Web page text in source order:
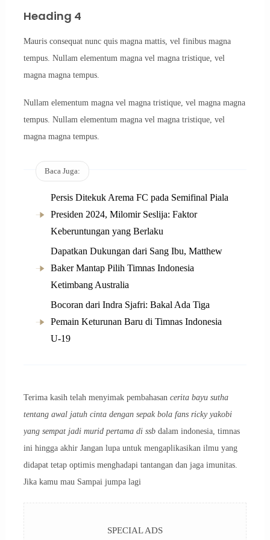
Heading 4
Mauris consequat nunc quis magna mattis, vel finibus magna
tempus. Nullam elementum magna vel magna tristique, vel
magna magna tempus.
Nullam elementum magna vel magna tristique, vel magna magna
tempus. Nullam elementum magna vel magna tristique, vel
magna magna tempus.
Baca Juga:
Persis Ditekuk Arema FC pada Semifinal Piala
Presiden 2024, Milomir Seslija: Faktor
Keberuntungan yang Berlaku
Dapatkan Dukungan dari Sang Ibu, Matthew
Baker Mantap Pilih Timnas Indonesia
Ketimbang Australia
Bocoran dari Indra Sjafri: Bakal Ada Tiga
Pemain Keturunan Baru di Timnas Indonesia
U-19
Terima kasih telah menyimak pembahasan cerita bayu sutha
tentang awal jatuh cinta dengan sepak bola fans ricky yakobi
yang sempat jadi murid pertama di ssbdalam indonesia, timnas
ini hingga akhir Jangan lupa untuk mengaplikasikan ilmu yang
didapat tetap optimis menghadapi tantangan dan jaga imunitas.
Jika kamu mau Sampai jumpa lagi
SPECIAL ADS